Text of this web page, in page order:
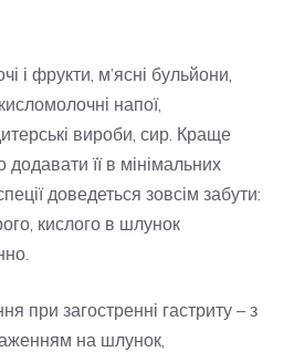
і фрукти, м’ясні бульйони,
напої,
вироби, сир. Краще
додавати її в мінімальних
доведеться зовсім забути:
кислого в шлунок
при загостренні гастриту – з
на шлунок,